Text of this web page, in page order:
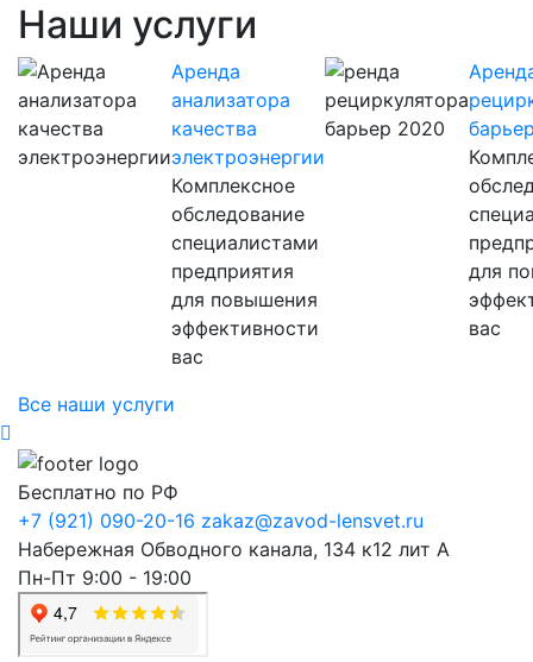
Наши услуги
Аренда
анализатора
качества
электроэнергии
Комплексное
обследование
специалистами
предприятия
для повышения
эффективности
вас
для
вас
Все наши услуги
Бесплатно по РФ
+7 (921) 090-20-16 zakaz@zavod-lensvet.ru
Набережная Обводного канала, 134 к12 лит А
Пн-Пт 9:00 - 19:00